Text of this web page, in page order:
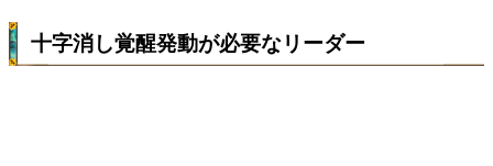
十字消し覚醒発動が必要なリーダー